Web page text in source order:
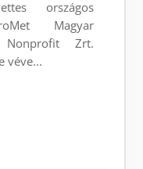
országos
Magyar
Nonprofit Zrt.
véve...